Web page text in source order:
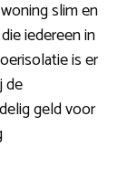
slim en
iedereen in
is er
de
geld voor